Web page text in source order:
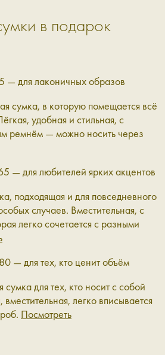
в подарок
для лаконичных образов
сумка, в которую помещается всё
удобная и стильная, с
ремнём — можно носить через
— для любителей ярких акцентов
подходящая и для повседневного
случаев. Вместительная, с
легко сочетается с разными
— для тех, кто ценит объём
сумка для тех, кто носит с собой
легко вписывается
Посмотреть